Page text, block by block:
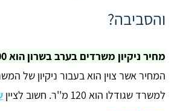
והסביבה?
מחיר ניקיון משרדים בערב בשרון הוא 3,000 ש''ח בממוצע
למשרד שגודלו הוא 120 מ''ר. חשוב לציין